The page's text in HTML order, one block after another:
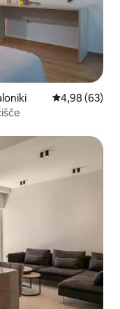
Povprečna
4,98 (63)
»Izbira gostov«